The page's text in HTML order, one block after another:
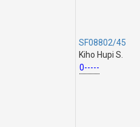
SF08802/45
Kiho Hupi S.
0-----